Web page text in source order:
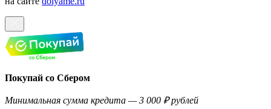
Покупай со Сбером
Минимальная сумма кредита — 3 000 ₽ рублей